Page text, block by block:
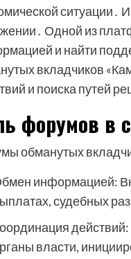
ситуации․
Одной из
и найти
вкладчиков
и поиска путей
форумов в
обманутых
информацией:
судебных
власти,